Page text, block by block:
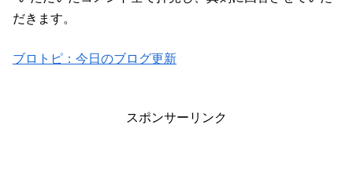
だきます。
ブロトピ：今日のブログ更新
スポンサーリンク